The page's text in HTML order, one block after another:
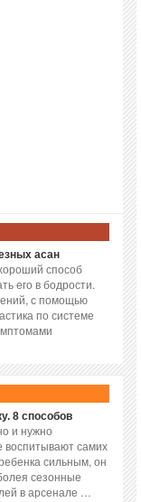
асан
способ
его в бодрости.
с помощью
по системе
8 способов
и нужно
воспитывают самих
сильным, он
сезонные
в арсенале …